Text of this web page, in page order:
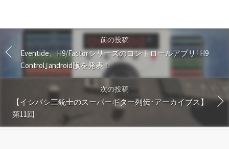
前の投稿
Eventide、H9/Factorシリーズのコントロールアプリ｢H9
Control｣android版を発表！
次の投稿
【イシバシ三銃士のスーパーギター列伝･アーカイブス】
第11回